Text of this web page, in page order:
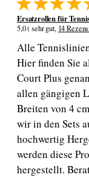
Ersatzrollen für
5,0 ( sehr gut, 14
Alle
Hier finden Sie
Court Plus
allen gängigen
Breiten von 4
wir in den Sets
hochwertig
werden diese
hergestellt.